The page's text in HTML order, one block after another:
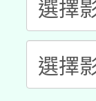
礎
A3
「
有